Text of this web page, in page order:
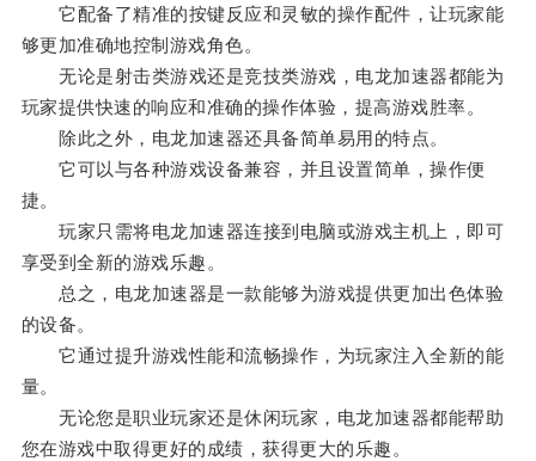
它配备了精准的按键反应和灵敏的操作配件，让玩家能
够更加准确地控制游戏角色。
无论是射击类游戏还是竞技类游戏，电龙加速器都能为
玩家提供快速的响应和准确的操作体验，提高游戏胜率。
除此之外，电龙加速器还具备简单易用的特点。
它可以与各种游戏设备兼容，并且设置简单，操作便
捷。
玩家只需将电龙加速器连接到电脑或游戏主机上，即可
享受到全新的游戏乐趣。
总之，电龙加速器是一款能够为游戏提供更加出色体验
的设备。
它通过提升游戏性能和流畅操作，为玩家注入全新的能
量。
无论您是职业玩家还是休闲玩家，电龙加速器都能帮助
您在游戏中取得更好的成绩，获得更大的乐趣。